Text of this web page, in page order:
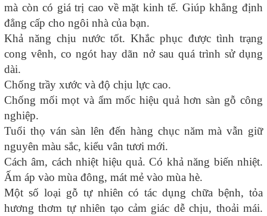
mà còn có giá trị cao về mặt kinh tế. Giúp khẳng định
đẳng cấp cho ngôi nhà của bạn.
Khả năng chịu nước tốt. Khắc phục được tình trạng
cong vênh, co ngót hay dãn nở sau quá trình sử dụng
dài.
Chống trầy xước và độ chịu lực cao.
Chống mối mọt và ẩm mốc hiệu quả hơn sàn gỗ công
nghiệp.
Tuổi thọ ván sàn lên đến hàng chục năm mà vẫn giữ
nguyên màu sắc, kiểu vân tươi mới.
Cách âm, cách nhiệt hiệu quả. Có khả năng biến nhiệt.
Ấm áp vào mùa đông, mát mẻ vào mùa hè.
Một số loại gỗ tự nhiên có tác dụng chữa bệnh, tỏa
hương thơm tự nhiên tạo cảm giác dễ chịu, thoải mái.